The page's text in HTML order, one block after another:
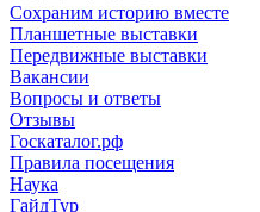
Сохраним историю вместе
Планшетные выставки
Передвижные выставки
Вакансии
Вопросы и ответы
Отзывы
Госкаталог.рф
Правила посещения
Наука
ГайдТур